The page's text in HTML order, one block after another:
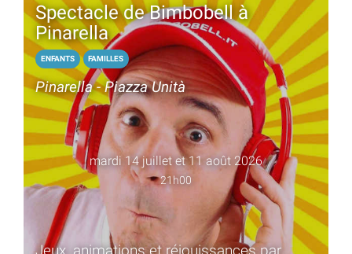
Spectacle de Bimbobell à
Pinarella
ENFANTS FAMILLES
Pinarella - Piazza Unità
mardi 14 juillet et 11 août 2026
21h00
Jeux, animations et réjouissances par